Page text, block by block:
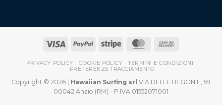
PRIVACY POLICY COOKIE POLICY
TERMINI E CONDIZIONI
PREFERENZE TRACCIAMENTO
Copyright © 2026 | Hawaiian Surfing srl VIA DELLE BEGONIE, 59
00042 Anzio (RM) - P.IVA 01552071001